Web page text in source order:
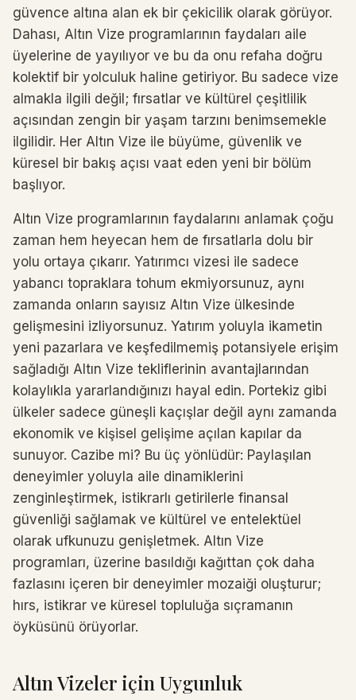
güvence altına alan ek bir çekicilik olarak görüyor.
Dahası, Altın Vize programlarının faydaları aile
üyelerine de yayılıyor ve bu da onu refaha doğru
kolektif bir yolculuk haline getiriyor. Bu sadece vize
almakla ilgili değil; fırsatlar ve kültürel çeşitlilik
açısından zengin bir yaşam tarzını benimsemekle
ilgilidir. Her Altın Vize ile büyüme, güvenlik ve
küresel bir bakış açısı vaat eden yeni bir bölüm
başlıyor.
Altın Vize programlarının faydalarını anlamak çoğu
zaman hem heyecan hem de fırsatlarla dolu bir
yolu ortaya çıkarır. Yatırımcı vizesi ile sadece
yabancı topraklara tohum ekmiyorsunuz, aynı
zamanda onların sayısız Altın Vize ülkesinde
gelişmesini izliyorsunuz. Yatırım yoluyla ikametin
yeni pazarlara ve keşfedilmemiş potansiyele erişim
sağladığı Altın Vize tekliflerinin avantajlarından
kolaylıkla yararlandığınızı hayal edin. Portekiz gibi
ülkeler sadece güneşli kaçışlar değil aynı zamanda
ekonomik ve kişisel gelişime açılan kapılar da
sunuyor. Cazibe mi? Bu üç yönlüdür: Paylaşılan
deneyimler yoluyla aile dinamiklerini
zenginleştirmek, istikrarlı getirilerle finansal
güvenliği sağlamak ve kültürel ve entelektüel
olarak ufkunuzu genişletmek. Altın Vize
programları, üzerine basıldığı kağıttan çok daha
fazlasını içeren bir deneyimler mozaiği oluşturur;
hırs, istikrar ve küresel topluluğa sıçramanın
öyküsünü örüyorlar.
Altın Vizeler için Uygunluk